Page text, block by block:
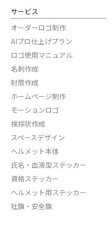
サービス
オーダーロゴ制作
AIプロ仕上げプラン
ロゴ使用マニュアル
名刺作成
封筒作成
ホームページ制作
モーションロゴ
挨拶状作成
スペースデザイン
ヘルメット本体
氏名・血液型ステッカー
資格ステッカー
ヘルメット用ステッカー
社旗・安全旗